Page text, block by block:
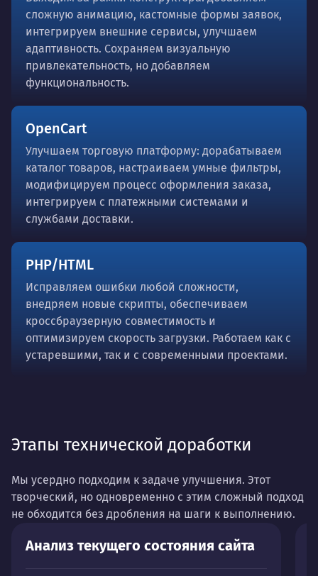
сложную анимацию, кастомные формы заявок,
интегрируем внешние сервисы, улучшаем
адаптивность. Сохраняем визуальную
привлекательность, но добавляем
функциональность.
OpenCart
Улучшаем торговую платформу: дорабатываем
каталог товаров, настраиваем умные фильтры,
модифицируем процесс оформления заказа,
интегрируем с платежными системами и
службами доставки.
PHP/HTML
Исправляем ошибки любой сложности,
внедряем новые скрипты, обеспечиваем
кроссбраузерную совместимость и
оптимизируем скорость загрузки. Работаем как с
устаревшими, так и с современными проектами.
Этапы технической доработки
Мы усердно подходим к задаче улучшения. Этот
творческий, но одновременно с этим сложный подход
не обходится без дробления на шаги к выполнению.
Анализ текущего состояния сайта